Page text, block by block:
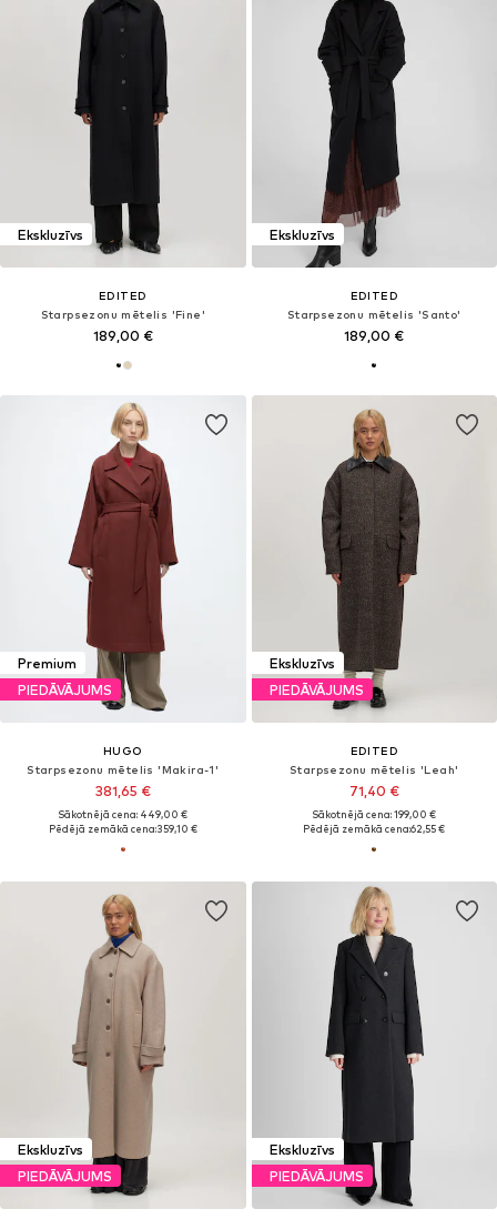
Ekskluzīvs
EDITED
Starpsezonu mētelis 'Fine'
189,00 €
Ekskluzīvs
EDITED
Starpsezonu mētelis 'Santo'
189,00 €
Premium
PIEDĀVĀJUMS
HUGO
Starpsezonu mētelis 'Makira-1'
381,65 €
Sākotnējā cena: 449,00 €
Pēdējā zemākā cena:359,10 €
Ekskluzīvs
PIEDĀVĀJUMS
EDITED
Starpsezonu mētelis 'Leah'
71,40 €
Sākotnējā cena: 199,00 €
Pēdējā zemākā cena:62,55 €
Ekskluzīvs
PIEDĀVĀJUMS
Ekskluzīvs
PIEDĀVĀJUMS